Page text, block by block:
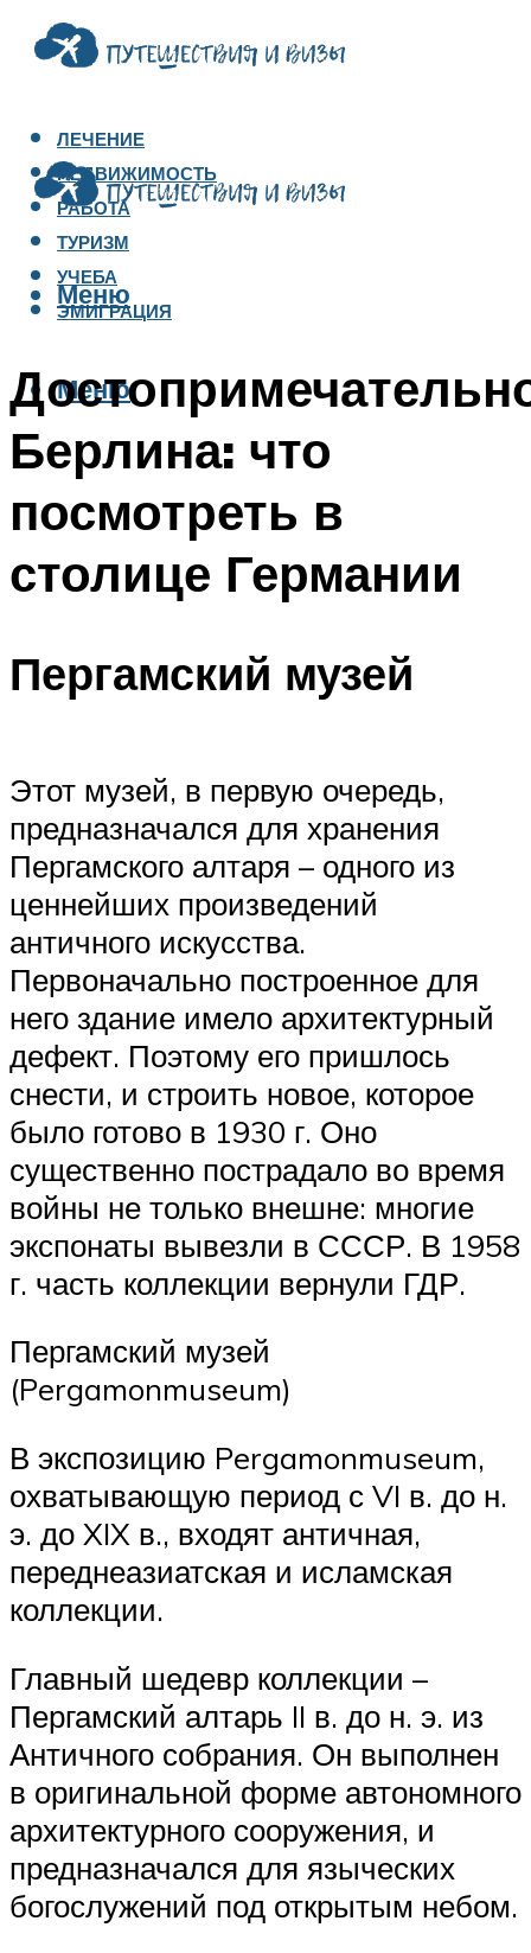
ЛЕЧЕНИЕ
НЕДВИЖИМОСТЬ
РАБОТА
ТУРИЗМ
УЧЕБА
ЭМИГРАЦИЯ
Меню
Меню
Берлина: что
посмотреть в
столице Германии
Пергамский музей
Этот музей, в первую очередь,
предназначался для хранения
Пергамского алтаря – одного из
ценнейших произведений
античного искусства.
Первоначально построенное для
него здание имело архитектурный
дефект. Поэтому его пришлось
снести, и строить новое, которое
было готово в 1930 г. Оно
существенно пострадало во время
войны не только внешне: многие
экспонаты вывезли в СССР. В 1958
г. часть коллекции вернули ГДР.
Пергамский музей
(Pergamonmuseum)
В экспозицию Pergamonmuseum,
охватывающую период с VI в. до н.
э. до XIX в., входят античная,
переднеазиатская и исламская
коллекции.
Главный шедевр коллекции –
Пергамский алтарь II в. до н. э. из
Античного собрания. Он выполнен
в оригинальной форме автономного
архитектурного сооружения, и
предназначался для языческих
богослужений под открытым небом.